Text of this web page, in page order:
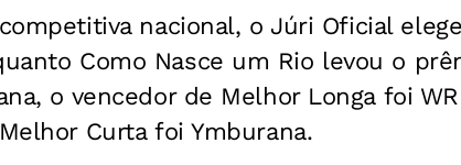
nacional, o Júri Oficial
Como Nasce um Rio levou o
o vencedor de Melhor Longa foi
Curta foi Ymburana.